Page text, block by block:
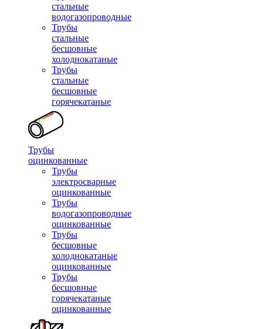
стальные
водогазопроводные
Трубы
стальные
бесшовные
холоднокатаные
Трубы
стальные
бесшовные
горячекатаные
Трубы
оцинкованные
Трубы
электросварные
оцинкованные
Трубы
водогазопроводные
оцинкованные
Трубы
бесшовные
холоднокатаные
оцинкованные
Трубы
бесшовные
горячекатаные
оцинкованные